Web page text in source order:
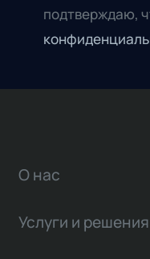
подтверждаю,
О нас
Услуги и решения